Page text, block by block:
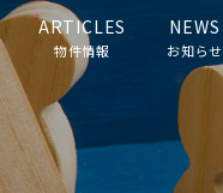
ARTICLES
物件情報
NEWS
お知らせ